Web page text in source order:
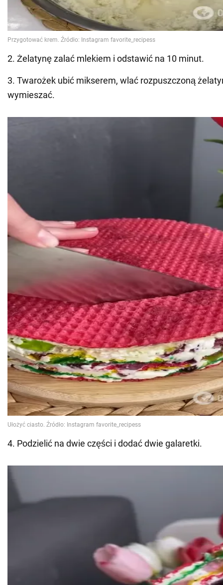
2. Żelatynę zalać mlekiem i odstawić na 10 minut.
3. Twarożek ubić mikserem, wlać rozpuszczoną
wymieszać.
4. Podzielić na dwie części i dodać dwie galaretki.